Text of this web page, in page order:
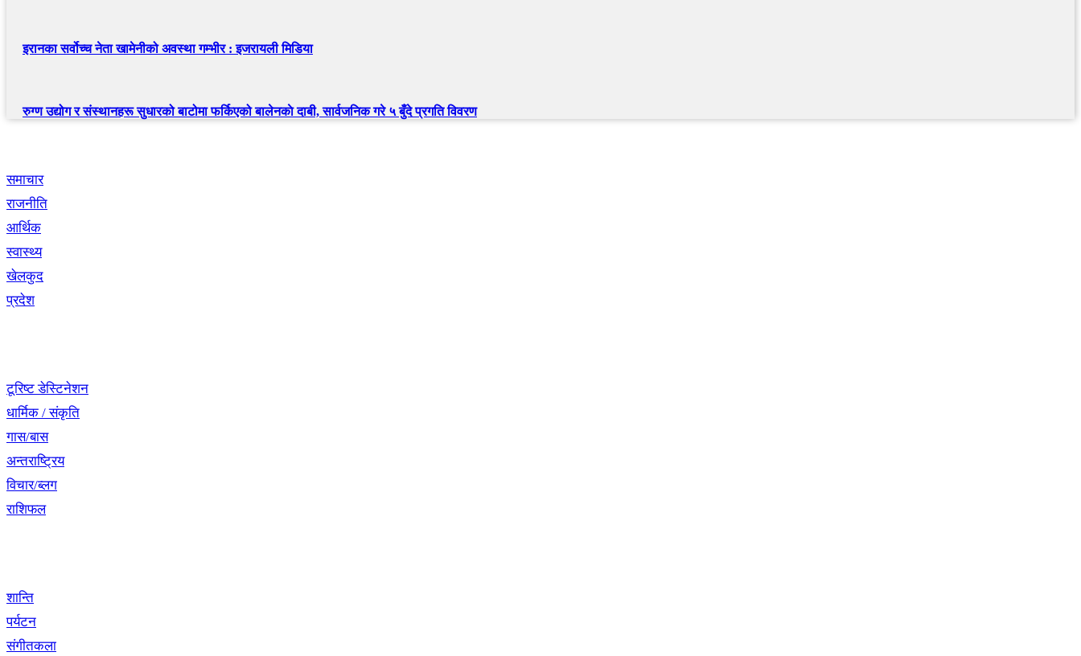
इरानका सर्वोच्च नेता खामेनीको अवस्था गम्भीर : इजरायली मिडिया
रुग्ण उद्योग र संस्थानहरू सुधारको बाटोमा फर्किएको बालेनकाे दाबी, सार्वजनिक गरे ५ बुँदे प्रगति विवरण
समाचार
राजनीति
आर्थिक
स्वास्थ्य
खेलकुद
प्रदेश
टूरिष्ट डेस्टिनेशन
धार्मिक / संकृति
गास/बास
अन्तराष्ट्रिय
विचार/ब्लग
राशिफल
शान्ति
पर्यटन
संगीतकला